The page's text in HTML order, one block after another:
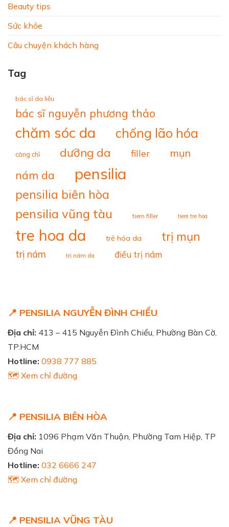
Beauty tips
Sức khỏe
Câu chuyện khách hàng
Tag
bác sĩ da liễu
bác sĩ nguyễn phương thảo
chăm sóc da chống lão hóa
căng chỉ dưỡng da filler mụn
nám da pensilia
pensilia biên hòa
pensilia vũng tàu tiem filler tiem tre hoa
tre hoa da trẻ hóa da trị mụn
trị nám trị nám da điều trị nám
📍 PENSILIA NGUYỄN ĐÌNH CHIỂU
Địa chỉ: 413 – 415 Nguyễn Đình Chiểu, Phường Bàn Cờ,
TP.HCM
Hotline: 0938 777 885
🗺️ Xem chỉ đường
📍 PENSILIA BIÊN HÒA
Địa chỉ: 1096 Phạm Văn Thuận, Phường Tam Hiệp, TP
Đồng Nai
Hotline: 032 6666 247
🗺️ Xem chỉ đường
📍 PENSILIA VŨNG TÀU